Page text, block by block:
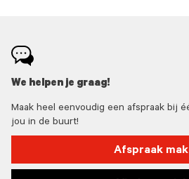
We helpen je graag!
Maak heel eenvoudig een afspraak bij
jou in de buurt!
Afspraak